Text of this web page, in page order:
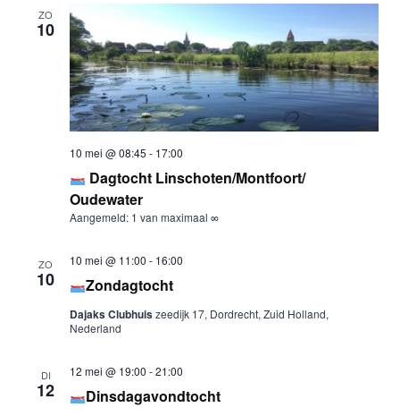
EN
ZO
10
Dagtocht Linschoten/Montfoort/
Oudewater
10 mei @ 08:45 - 17:00
Aangemeld: 1 van maximaal ∞
ZO
10 Zondagtocht
10 mei @ 11:00 - 16:00
Dajaks Clubhuiszeedijk 17, Dordrecht, Zuid Holland,
Nederland
DI
12 Dinsdagavondtocht
12 mei @ 19:00 -21:00